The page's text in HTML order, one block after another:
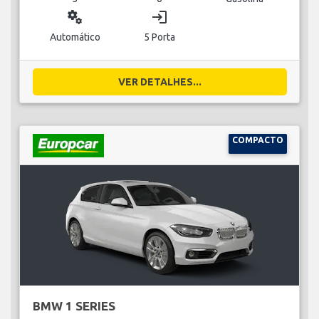
miscellaneous_services
Automático
login
5 Porta
VER DETALHES...
COMPACTO
BMW 1 SERIES